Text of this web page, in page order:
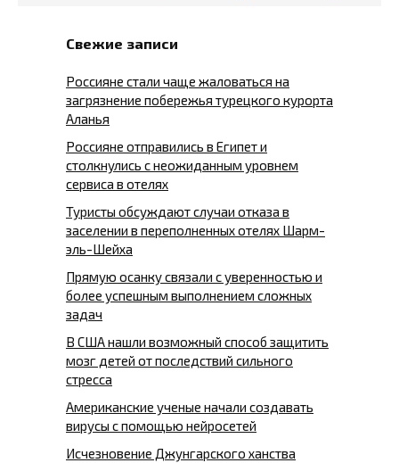
Свежие записи
Россияне стали чаще жаловаться на
загрязнение побережья турецкого курорта
Аланья
Россияне отправились в Египет и
столкнулись с неожиданным уровнем
сервиса в отелях
Туристы обсуждают случаи отказа в
заселении в переполненных отелях Шарм-
эль-Шейха
Прямую осанку связали с уверенностью и
более успешным выполнением сложных
задач
В США нашли возможный способ защитить
мозг детей от последствий сильного
стресса
Американские ученые начали создавать
вирусы с помощью нейросетей
Исчезновение Джунгарского ханства